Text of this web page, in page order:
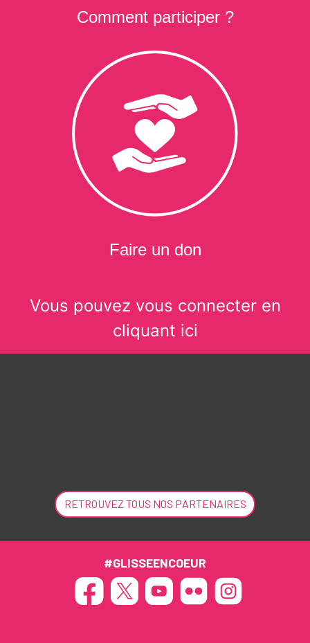
Comment participer ?
Faire un don
Vous pouvez vous connecter en
cliquant ici
RETROUVEZ TOUS NOS PARTENAIRES
#GLISSEENCOEUR